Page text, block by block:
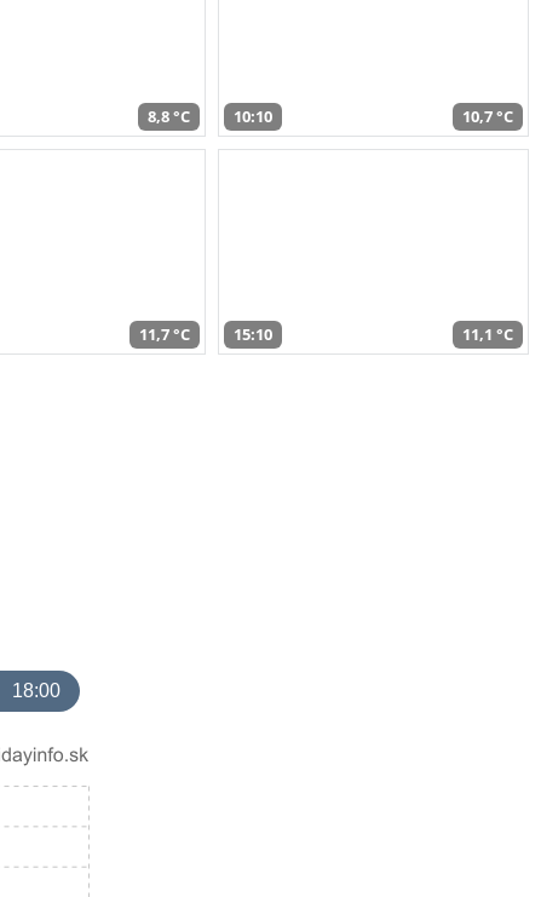
8,8 °C 10:10 10,7 °C
11,7 °C 15:10 11,1 °C
18:00